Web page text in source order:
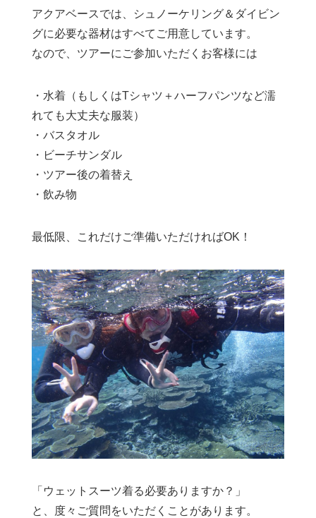
アクアベースでは、シュノーケリング＆ダイビン
グに必要な器材はすべてご用意しています。
なので、ツアーにご参加いただくお客様には
・水着（もしくはTシャツ＋ハーフパンツなど濡
れても大丈夫な服装）
・バスタオル
・ビーチサンダル
・ツアー後の着替え
・飲み物
最低限、これだけご準備いただければOK！
「ウェットスーツ着る必要ありますか？」
と、度々ご質問をいただくことがあります。